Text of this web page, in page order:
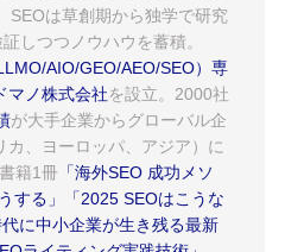
SEOは草創期から独学で研究
しつつノウハウを蓄積。
AIO/GEO/AEO/SEO）専
マノ株式会社を設立。2000社
が大手企業からグローバル企
、ヨーロッパ、アジア）に
籍1冊 「海外SEO 成功メソ
する」
「2025 SEOはこうな
代に中小企業が生き残る最新